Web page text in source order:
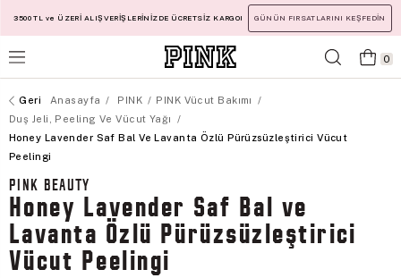
3500 TL ve ÜZERİ ALIŞVERİŞLERİNİZDE ÜCRETSİZ KARGO! GÜNÜN FIRSATLARINI KEŞFEDİN
0
Anasayfa PINK
PINK Vücut Bakımı
Duş Jeli, Peeling Ve Vücut Yağı
Honey Lavender Saf Bal Ve Lavanta Özlü Pürüzsüzleştirici Vücut
Peelingi
PINK BEAUTY
Honey Lavender Saf Bal ve
Lavanta Özlü Pürüzsüzleştirici
Vücut Peelingi